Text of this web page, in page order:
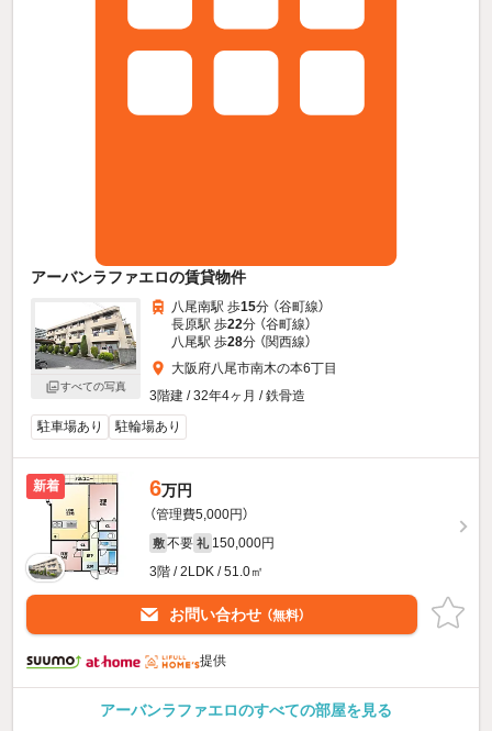
アーバンラファエロの賃貸物件
すべての写真
八尾南駅 歩15分 （谷町線）
長原駅 歩22分 （谷町線）
八尾駅 歩28分 （関西線）
大阪府八尾市南木の本6丁目
3階建 / 32年4ヶ月 / 鉄骨造
駐車場あり
駐輪場あり
新着 6万円
（管理費5,000円）
敷 不要 礼 150,000円
3階 / 2LDK / 51.0㎡
お問い合わせ （無料）
提供
アーバンラファエロのすべての部屋を見る